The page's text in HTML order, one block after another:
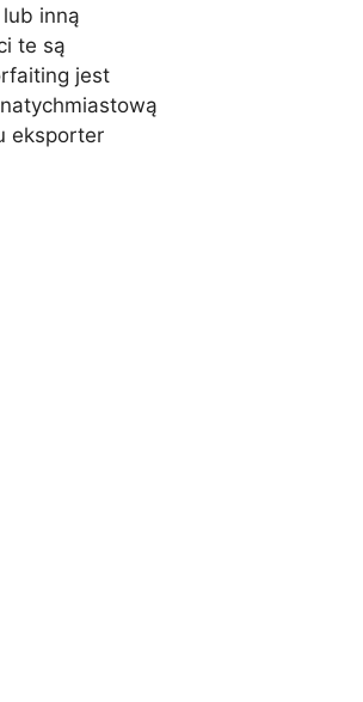
inną
te są
jest
eksporter